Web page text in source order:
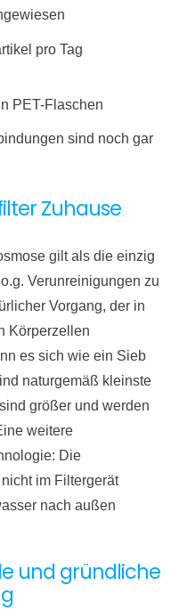
pro Tag
PET-Flaschen
sind noch gar
Zuhause
gilt als die einzig
Verunreinigungen zu
Vorgang, der in
Körperzellen
es sich wie ein Sieb
naturgemäß kleinste
größer und werden
weitere
Die
im Filtergerät
nach außen
und gründliche